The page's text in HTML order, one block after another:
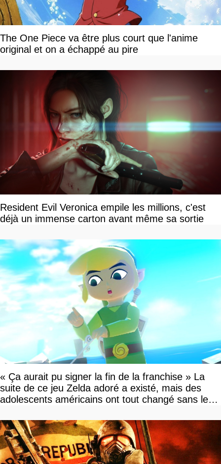
The One Piece va être plus court que l'anime
original et on a échappé au pire
Resident Evil Veronica empile les millions, c'est
déjà un immense carton avant même sa sortie
« Ça aurait pu signer la fin de la franchise » La
suite de ce jeu Zelda adoré a existé, mais des
adolescents américains ont tout changé sans le